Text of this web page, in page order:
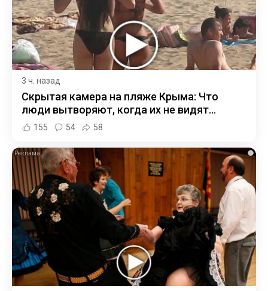
3 ч. назад
Скрытая камера на пляже Крыма: Что
люди вытворяют, когда их не видят...
155 54 58
i